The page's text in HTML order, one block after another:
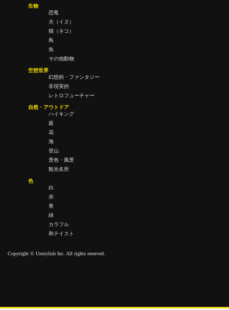
生物
恐竜
犬（イヌ）
猫（ネコ）
鳥
魚
その他動物
空想世界
幻想的・ファンタジー
非現実的
レトロフューチャー
自然・アウトドア
ハイキング
庭
花
海
登山
景色・風景
観光名所
色
白
赤
青
緑
カラフル
和テイスト
Copyright © Unstylish Inc. All rights reserved.